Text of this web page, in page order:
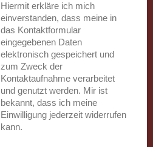
Hiermit erkläre ich mich
einverstanden, dass meine in
das Kontaktformular
eingegebenen Daten
elektronisch gespeichert und
zum Zweck der
Kontaktaufnahme verarbeitet
und genutzt werden. Mir ist
bekannt, dass ich meine
Einwilligung jederzeit widerrufen
kann.